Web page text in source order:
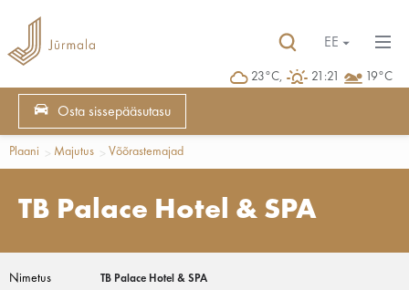
23°C, 21:21 19°C
EE
Osta sissepääsutasu
Plaani Majutus Võõrastemajad
TB Palace Hotel & SPA
Nimetus TB Palace Hotel & SPA